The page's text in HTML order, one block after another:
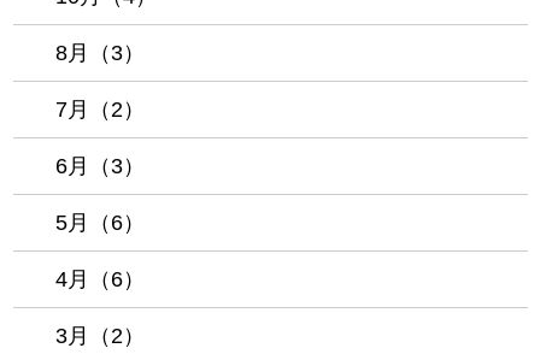
8月（3）
7月（2）
6月（3）
5月（6）
4月（6）
3月（2）